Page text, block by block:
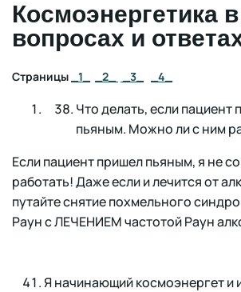
Космоэнергетика в
вопросах и
Страницы _1_ _2_ _3_ _4_
Что делать, если пациент
пьяным. Можно ли с ним
Если пациент пришел пьяным, я не
работать! Даже если и лечится от
путайте снятие похмельного
Раун с ЛЕЧЕНИЕМ частотой Раун
Я начинающий космоэнергет и